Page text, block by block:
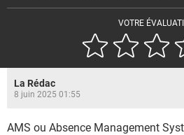
VOTRE
La Rédac
8 juin 2025 01:55
AMS ou Absence Management